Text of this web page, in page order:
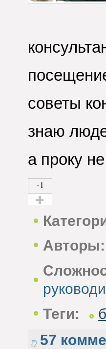
советы
знаю
а проку
-1
Авторы:
Теги:
57